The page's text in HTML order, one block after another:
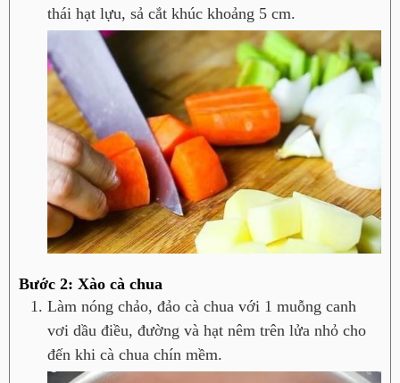
thái hạt lựu, sả cắt khúc khoảng 5 cm.
Bước 2: Xào cà chua
Làm nóng chảo, đảo cà chua với 1 muỗng canh
vơi dầu điều, đường và hạt nêm trên lửa nhỏ cho
đến khi cà chua chín mềm.